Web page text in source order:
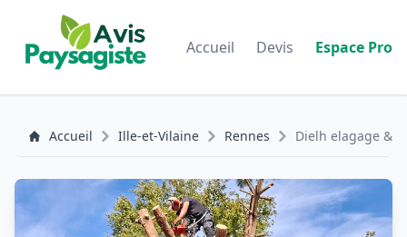
Accueil Devis Espace Pro
Accueil Ille-et-Vilaine Rennes Dielh elagage &